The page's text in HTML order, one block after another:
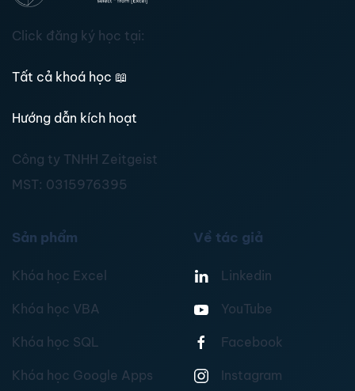
Click đăng ký học tại:
Tất cả khoá học 📖
Hướng dẫn kích hoạt
Công ty TNHH Zeitgeist
MST: 0315976395
Sản phẩm
Khóa học Excel
Khóa học VBA
Khóa học SQL
Khóa học Google Apps
Về tác giả
Linkedin
YouTube
Facebook
Instagram